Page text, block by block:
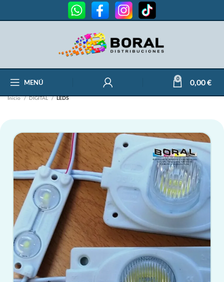
MENÚ 0 0,00€
Inicio DIGITAL LEDS